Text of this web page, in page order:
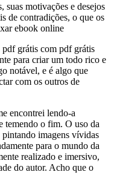
motivações e desejos
de contradições, o que os
ebook online
pdf grátis com pdf grátis
para criar um todo rico e
notável, e é algo que
com os outros de
encontrei lendo-a
temendo o fim. O uso da
imagens vívidas
para o mundo da
realizado e imersivo,
do autor. Acho que o